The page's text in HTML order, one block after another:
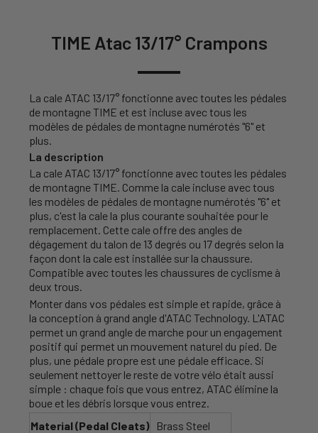
TIME Atac 13/17° Crampons
La cale ATAC 13/17° fonctionne avec toutes les pédales
de montagne TIME et est incluse avec tous les
modèles de pédales de montagne numérotés "6" et
plus.
La description
La cale ATAC 13/17° fonctionne avec toutes les pédales
de montagne TIME. Comme la cale incluse avec tous
les modèles de pédales de montagne numérotés "6" et
plus, c'est la cale la plus courante souhaitée pour le
remplacement. Cette cale offre des angles de
dégagement du talon de 13 degrés ou 17 degrés selon la
façon dont la cale est installée sur la chaussure.
Compatible avec toutes les chaussures de cyclisme à
deux trous.
Monter dans vos pédales est simple et rapide, grâce à
la conception à grand angle d'ATAC Technology. L'ATAC
permet un grand angle de marche pour un engagement
positif qui permet un mouvement naturel du pied. De
plus, une pédale propre est une pédale efficace. Si
seulement nettoyer le reste de votre vélo était aussi
simple : chaque fois que vous entrez, ATAC élimine la
boue et les débris lorsque vous entrez.
Material (Pedal Cleats)
Brass Steel